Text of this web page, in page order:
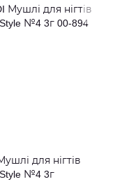
для нігтів
№4 3г